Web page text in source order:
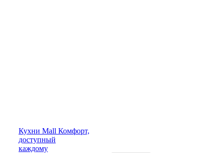
Кухни Mall Комфорт,
доступный
каждому